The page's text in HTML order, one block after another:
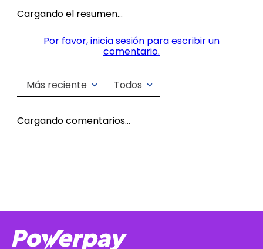
Cargando el resumen…
Por favor, inicia sesión para escribir un
comentario.
Más reciente Todos
Cargando comentarios…